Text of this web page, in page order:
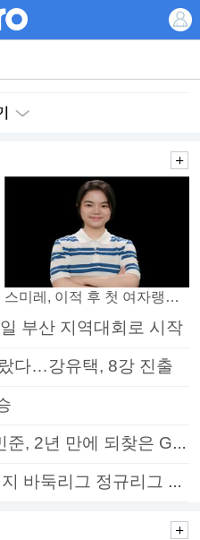
스미레, 이적 후 첫 여자랭킹 3위
부산 지역대회로 시작
다…강유택, 8강 진출
“정말 기쁘고 뜻깊다” 신민준, 2년 만에 되찾은 GS칼텍스배 정상
준PO 대진표 완성... 챌린지 바둑리그 정규리그 종료